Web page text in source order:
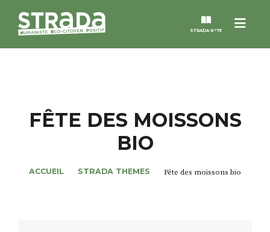
Menu
STRADA N°73
MAGAZINES
FÊTE DES MOISSONS
BIO
ACCUEIL STRADA THEMES Fête des moissons bio